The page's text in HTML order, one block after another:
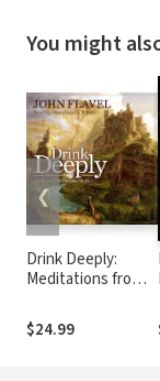
You might
Drink Deeply:
Meditations from
Life
$24.99
❮